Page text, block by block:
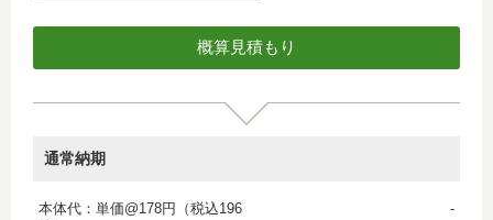
通常納期
本体代：単価@178円（税込196
-